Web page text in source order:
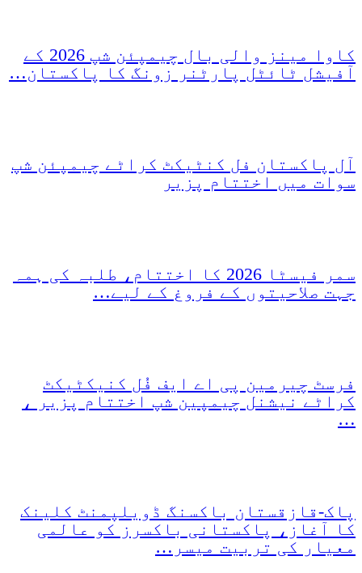
کاوا مینز والی بال چیمپئن شپ 2026 کے
آفیشل ٹائٹل پارٹنر زونگ کا پاکستان…
آل پاکستان فل کنٹیکٹ کراٹے چیمپئن شپ
سوات میں اختتام پزیر
سمر فیسٹا 2026 کا اختتام، طلبہ کی ہمہ
جہت صلاحیتوں کے فروغ کے لیے…
فرسٹ چیرمین پی اے ایف فُل کنیکٹیکٹ
کراٹے نیشنل چیمپین شپ اختتام پزیر ،
…
پاک-قازقستان باکسنگ ڈویلپمنٹ کلینک
کا آغاز، پاکستانی باکسرز کو عالمی
معیار کی تربیت میسر…